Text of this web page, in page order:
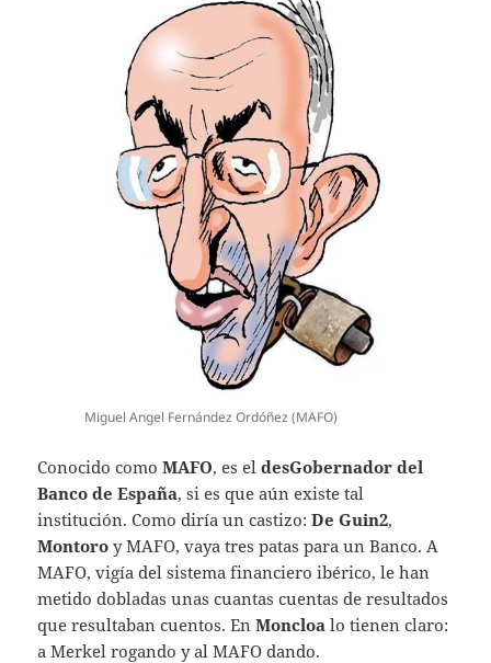
Miguel Angel Fernández Ordóñez (MAFO)
Conocido comoMAFO, es eldesGobernador del
Banco de España, si es que aún existe tal
institución. Como diría un castizo:De Guin2,
Montoroy MAFO, vaya tres patas para un Banco. A
MAFO, vigía del sistema financiero ibérico, le han
metido dobladas unas cuantas cuentas de resultados
que resultaban cuentos. EnMoncloa lo tienen claro:
a Merkel rogando y al MAFO dando.